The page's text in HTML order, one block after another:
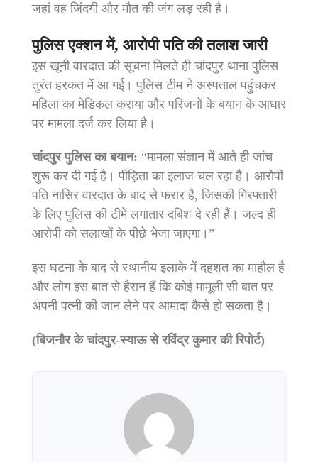
जहां वह जिंदगी और मौत की जंग लड़ रही है।
पुलिस एक्शन में, आरोपी पति की तलाश जारी
इस खूनी वारदात की सूचना मिलते ही चांदपुर थाना पुलिस
तुरंत हरकत में आ गई। पुलिस टीम ने अस्पताल पहुंचकर
महिला का मेडिकल कराया और परिजनों के बयान के आधार
पर मामला दर्ज कर लिया है।
चांदपुर पुलिस का बयान: “मामला संज्ञान में आते ही जांच
शुरू कर दी गई है। पीड़िता का इलाज चल रहा है। आरोपी
पति नासिर वारदात के बाद से फरार है, जिसकी गिरफ्तारी
के लिए पुलिस की टीमें लगातार दबिश दे रही हैं। जल्द ही
आरोपी को सलाखों के पीछे भेजा जाएगा।”
इस घटना के बाद से स्थानीय इलाके में दहशत का माहौल है
और लोग इस बात से हैरान हैं कि कोई मामूली सी बात पर
अपनी पत्नी की जान लेने पर आमादा कैसे हो सकता है।
(बिजनौर के चांदपुर-स्याऊ से रविंद्र कुमार की रिपोर्ट)